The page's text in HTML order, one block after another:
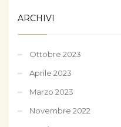
ARCHIVI
Ottobre 2023
Aprile 2023
Marzo 2023
Novembre 2022